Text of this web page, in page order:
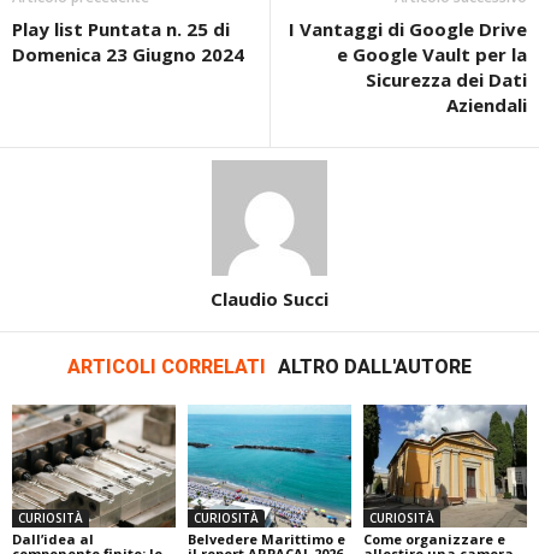
Play list Puntata n. 25 di
Domenica 23 Giugno 2024
I Vantaggi di Google Drive
e Google Vault per la
Sicurezza dei Dati
Aziendali
Claudio Succi
ARTICOLI CORRELATI ALTRO DALL'AUTORE
CURIOSITÀ
Dall’idea al
CURIOSITÀ
Belvedere Marittimo e
CURIOSITÀ
Come organizzare e